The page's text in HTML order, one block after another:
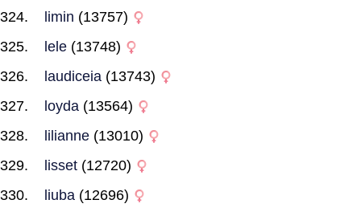
limin (13757)
lele (13748)
laudiceia (13743)
loyda (13564)
lilianne (13010)
lisset (12720)
liuba (12696)